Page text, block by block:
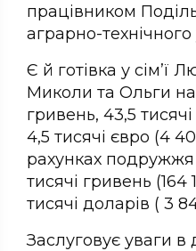
працівником
аграрно-технічного
Є й готівка у сім’ї
Миколи та Ольги на
гривень, 43,5
4,5 тисячі євро (4
рахунках
тисячі гривень
тисячі доларів ( 3
Заслуговує уваги в